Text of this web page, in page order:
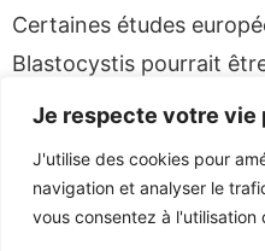
Je respecte votre vie
J'utilise des cookies pour
navigation et analyser le
vous consentez à l'utilisation
Certaines études
Blastocystis pourrait
de la population
semblent neutres, voire
du contexte clinique.